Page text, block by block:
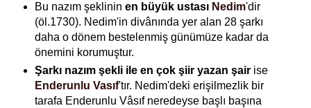
Bu nazım şeklinin en büyük ustası Nedim'dir
(öl.1730). Nedim'in divânında yer alan 28 şarkı
daha o dönem bestelenmiş günümüze kadar da
önemini korumuştur.
Şarkı nazım şekli ile en çok şiir yazan şairise
Enderunlu Vasıf'tır. Nedim'deki erişilmezlik bir
tarafa Enderunlu Vâsıf neredeyse başlı başına